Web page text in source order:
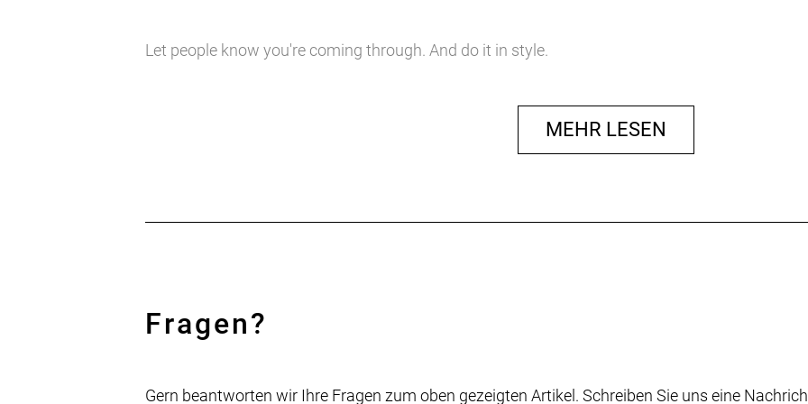
Let people know you're coming through. And do it in style.
MEHR LESEN
Fragen?
Gern beantworten wir Ihre Fragen zum oben gezeigten Artikel. Schreiben Sie uns eine